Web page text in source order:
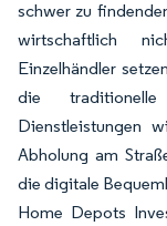
schwer zu
wirtschaftlich
Einzelhändler
die traditionelle
Dienstleistungen
Abholung am
die digitale
Home Depots